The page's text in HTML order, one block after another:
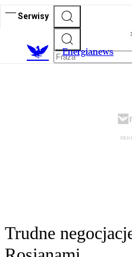
Serwisy
Energianews
Trudne